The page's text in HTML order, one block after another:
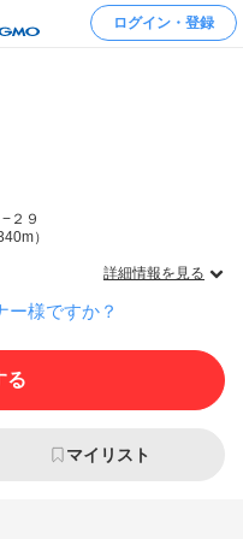
ログイン・登録
２９
）
詳細情報を見る
ー様ですか？
る
マイリスト